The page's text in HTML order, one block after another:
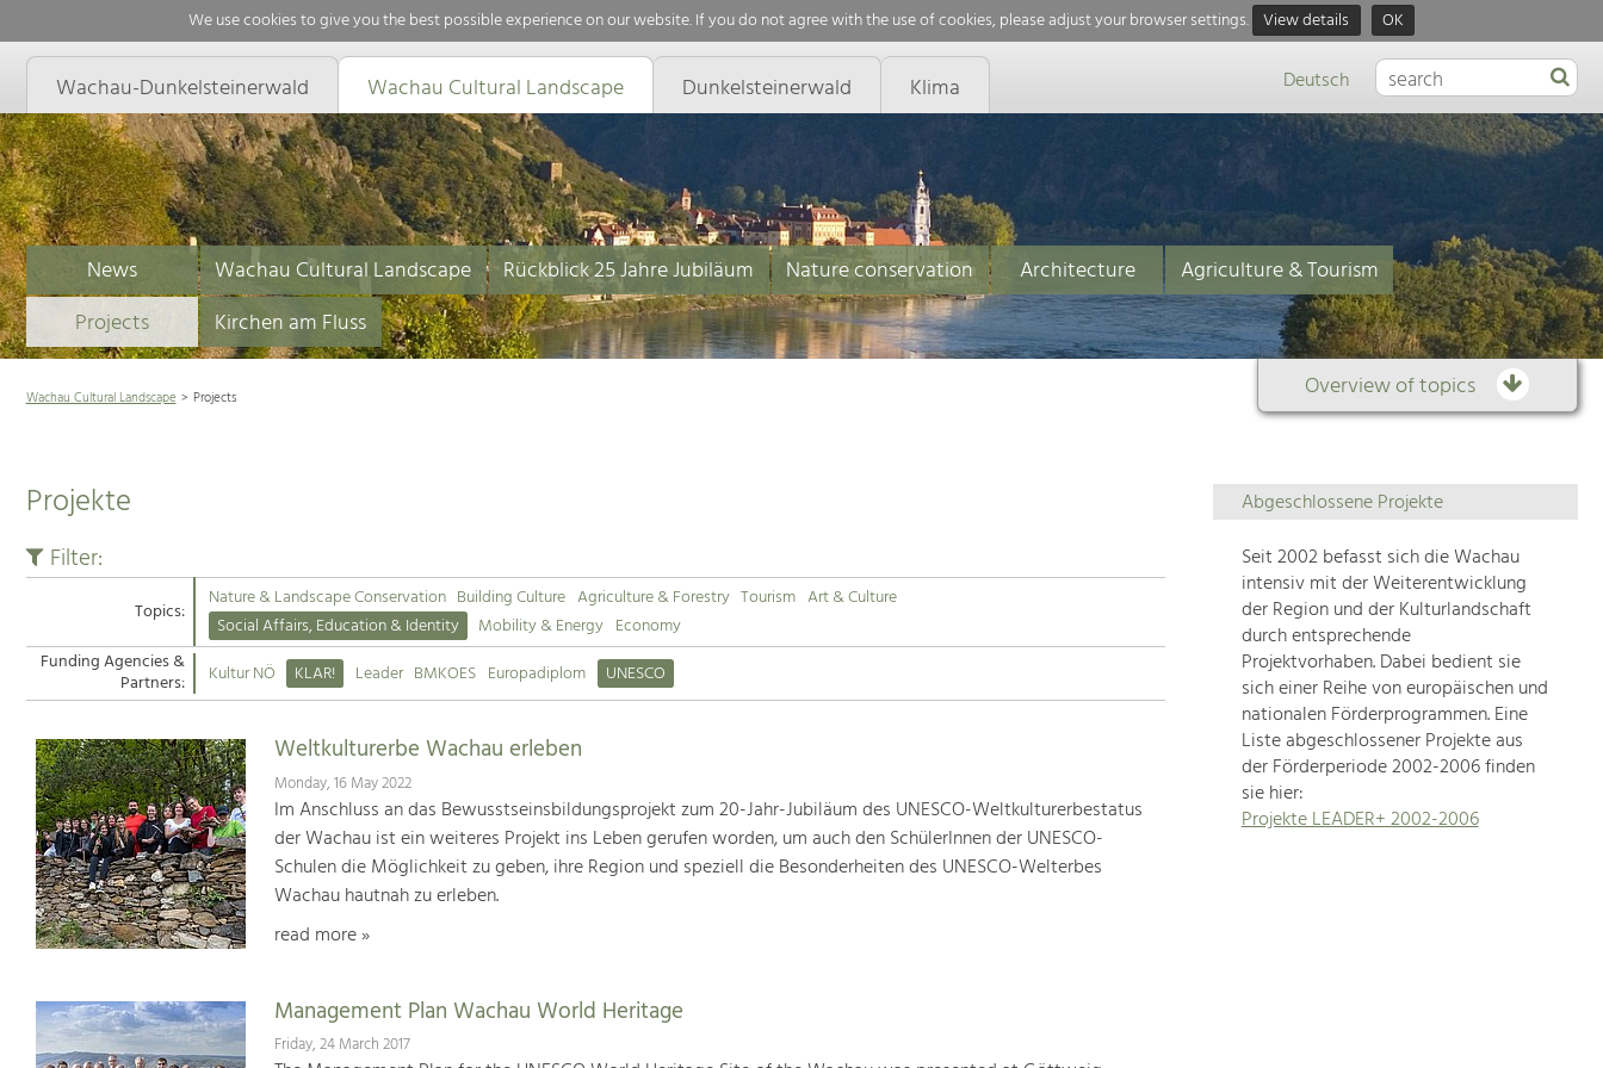
We use cookies to give you the best possible experience on our website. If you do not agree with the use of cookies, please adjust your browser settings. View details OK
Wachau-Dunkelsteinerwald Wachau Cultural Landscape Dunkelsteinerwald Klima Deutsch
News Wachau Cultural Landscape Rückblick 25 Jahre Jubiläum Nature conservation Architecture
Agriculture & Tourism
Projects
Kirchen am Fluss
Overview of topics
Overview
of
topics
Development
within
our
region
is
extremely
diverse.
Which
Wachau Cultural Landscape Projects
Projekte
Filter:
Topics: Nature & Landscape Conservation Building Culture Agriculture & Forestry Tourism Art & Culture
Social Affairs, Education & Identity
Mobility & Energy Economy
Funding Agencies &
Partners: Kultur NÖ KLAR! Leader BMKOES Europadiplom UNESCO
Weltkulturerbe Wachau erleben
Monday, 16 May 2022
Im Anschluss an das Bewusstseinsbildungsprojekt zum 20-Jahr-Jubiläum des UNESCO-Weltkulturerbestatus
der Wachau ist ein weiteres Projekt ins Leben gerufen worden, um auch den SchülerInnen der UNESCO-
Schulen die Möglichkeit zu geben, ihre Region und speziell die Besonderheiten des UNESCO-Welterbes
Wachau hautnah zu erleben.
read more »
Management Plan Wachau World Heritage
Friday, 24 March 2017
Abgeschlossene Projekte
Seit 2002 befasst sich die Wachau
intensiv mit der Weiterentwicklung
der Region und der Kulturlandschaft
durch entsprechende
Projektvorhaben. Dabei bedient sie
sich einer Reihe von europäischen und
nationalen Förderprogrammen. Eine
Liste abgeschlossener Projekte aus
der Förderperiode 2002-2006 finden
sie hier:
Projekte LEADER+ 2002-2006